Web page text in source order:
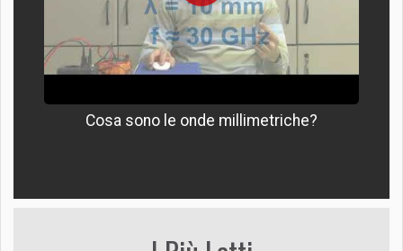
Cosa sono le onde millimetriche?